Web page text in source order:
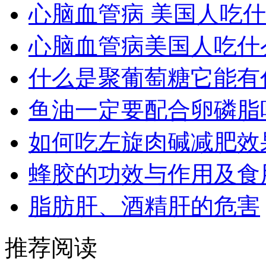
心脑血管病 美国人吃
心脑血管病美国人吃什
什么是聚葡萄糖它能
鱼油一定要配合卵磷脂
如何吃左旋肉碱减肥
蜂胶的功效与作用及
脂肪肝、酒精肝的危害
推荐阅读